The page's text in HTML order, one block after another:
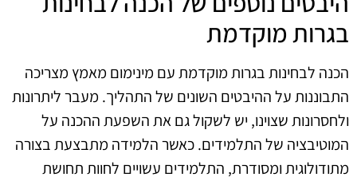
בגרות מוקדמת
הכנה לבחינות בגרות מוקדמת עם מינימום מאמץ מצריכה
התבוננות על ההיבטים השונים של התהליך. מעבר ליתרונות
ולחסרונות שצוינו, יש לשקול גם את השפעת ההכנה על
המוטיבציה של התלמידים. כאשר הלמידה מתבצעת בצורה
מתודולוגית ומסודרת, התלמידים עשויים לחוות תחושת